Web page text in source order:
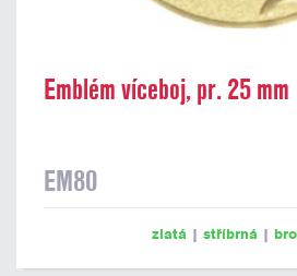
Emblém víceboj, pr. 25 mm
EM80
zlatá | stříbrná |